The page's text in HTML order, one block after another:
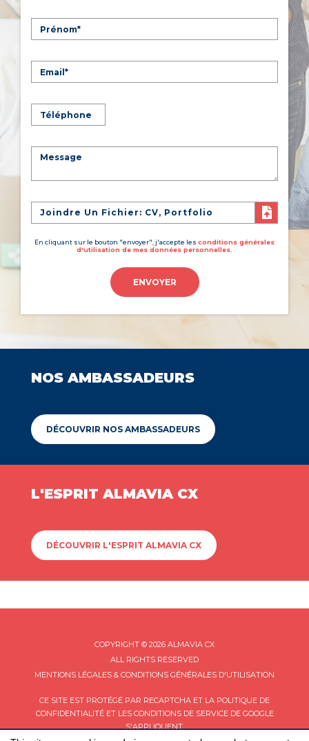
Joindre Un Fichier: CV, Portfolio
En cliquant sur le bouton "envoyer", j'accepte les conditions générales
d'utilisation de mes données personnelles.
ENVOYER
NOS AMBASSADEURS
DÉCOUVRIR NOS AMBASSADEURS
L'ESPRIT ALMAVIA CX
DÉCOUVRIR L'ESPRIT ALMAVIA CX
COPYRIGHT © 2026 ALMAVIA CX
ALL RIGHTS RESERVED
MENTIONS LÉGALES & CONDITIONS GÉNÉRALES D'UTILISATION
CE SITE EST PROTÉGÉ PAR RECAPTCHA ET LA POLITIQUE DE
CONFIDENTIALITÉET LES CONDITIONS DE SERVICEDE GOOGLE
S'APPLIQUENT.